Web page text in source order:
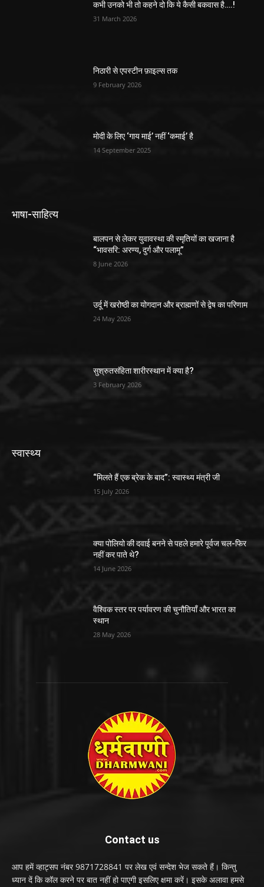
कभी उनको भी तो कहने दो कि ये कैसी बकवास है….!
31 March 2026
निठारी से एपस्टीन फ़ाइल्स तक
9 February 2026
मोदी के लिए ‘गाय माई’ नहीं ‘कमाई’ है
14 September 2025
भाषा-साहित्य
बालपन से लेकर युवावस्था की स्मृतियों का खजाना है
“भावसरि: अरण्य, दुर्ग और पलामू”
8 June 2026
उर्दू में खरोष्ठी का योगदान और ब्राह्मणों से द्वेष का परिणाम
24 May 2026
सुश्रुतसंहिता शारीरस्थान में क्या है?
3 February 2026
स्वास्थ्य
“मिलते हैं एक ब्रेक के बाद”: स्वास्थ्य मंत्री जी
15 July 2026
क्या पोलियो की दवाई बनने से पहले हमारे पूर्वज चल-फिर
नहीं कर पाते थे?
14 June 2026
वैश्विक स्तर पर पर्यावरण की चुनौतियाँ और भारत का
स्थान
28 May 2026
Contact us
आप हमें व्हाट्सप नंबर 9871728841 पर लेख एवं सन्देश भेज सकते हैं। किन्तु
ध्यान दें कि कॉल करने पर बात नहीं हो पाएगी इसलिए क्षमा करें। इसके अलावा हमसे